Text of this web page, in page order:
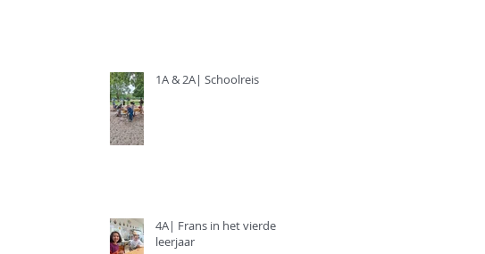
1A & 2A| Schoolreis
4A| Frans in het vierde
leerjaar